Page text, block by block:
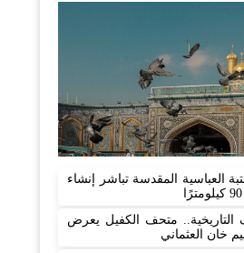
العباسية المقدسة تباشر إنشاء
متحف الكفيل يعرض
خان العثماني